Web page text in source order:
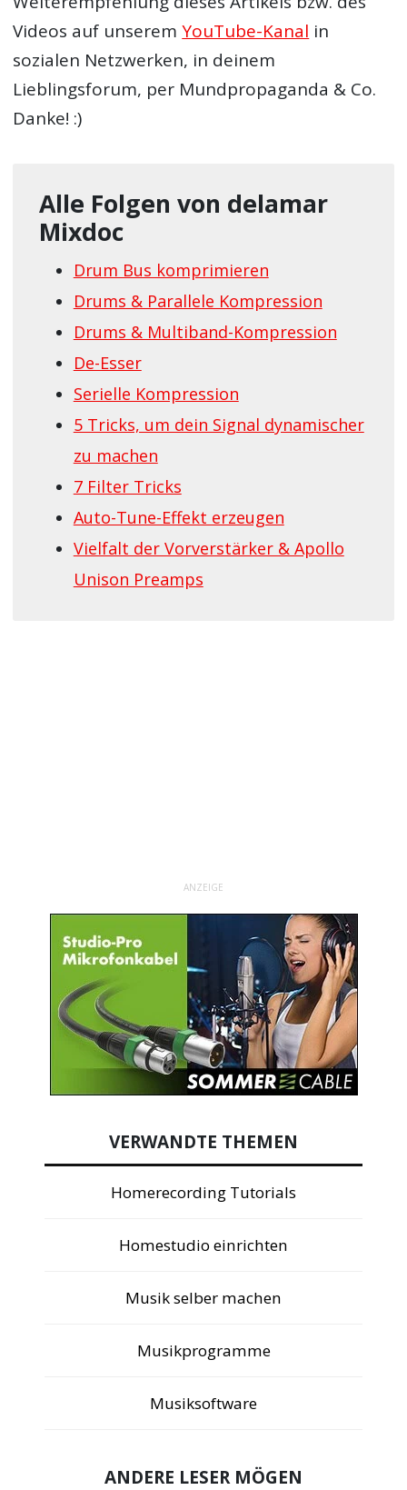
Videos auf unseremYouTube-Kanal in
sozialen Netzwerken, in deinem
Lieblingsforum, per Mundpropaganda & Co.
Danke! :)
Alle Folgen von delamar
Mixdoc
Drum Bus komprimieren
Drums & Parallele Kompression
Drums & Multiband-Kompression
De-Esser
Serielle Kompression
5 Tricks, um dein Signal dynamischer
zu machen
7 Filter Tricks
Auto-Tune-Effekt erzeugen
Vielfalt der Vorverstärker & Apollo
Unison Preamps
ANZEIGE
VERWANDTE THEMEN
Homerecording Tutorials
Homestudio einrichten
Musik selber machen
Musikprogramme
Musiksoftware
ANDERE LESER MÖGEN